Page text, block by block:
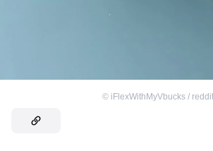
© iFlexWithMyVbucks / reddit